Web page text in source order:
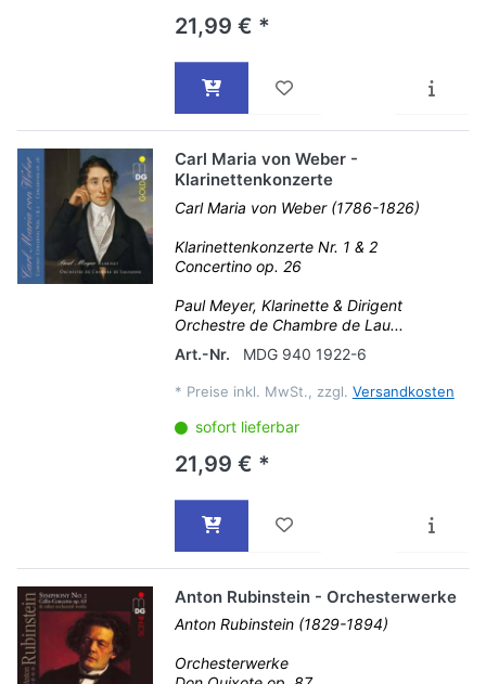
21,99 € *
Carl Maria von Weber -
Klarinettenkonzerte
Carl Maria von Weber (1786-1826)
Klarinettenkonzerte Nr. 1 & 2
Concertino op. 26
Paul Meyer, Klarinette & Dirigent
Orchestre de Chambre de Lau...
Art.-Nr.
MDG 940 1922-6
* Preise inkl. MwSt., zzgl. Versandkosten
sofort lieferbar
21,99 € *
Anton Rubinstein - Orchesterwerke
Anton Rubinstein (1829-1894)
Orchesterwerke